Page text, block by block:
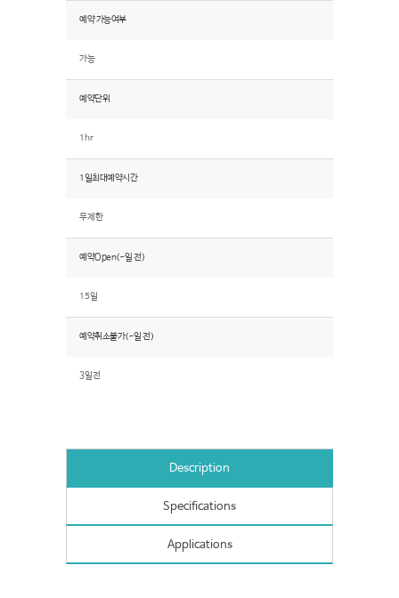
예약 가능여부
가능
예약단위
1hr
1일최대예약시간
무제한
예약Open(~일 전)
15일
예약취소불가(~일 전)
3일전
Description
Specifications
Applications